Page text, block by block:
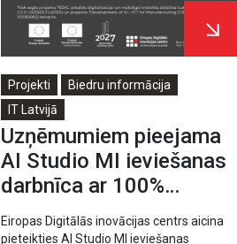
Projekti
Biedru informācija
IT Latvijā
Uzņēmumiem pieejama
AI Studio MI ieviešanas
darbnīca ar 100%
atbalstu
Eiropas Digitālās inovācijas centrs aicina
pieteikties AI Studio MI ieviešanas